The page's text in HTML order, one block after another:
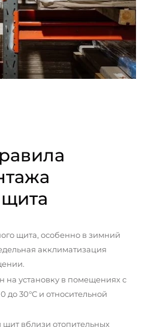
щита, особенно в зимний
акклиматизация
на установку в помещениях с
до 30°С и относительной
вблизи отопительных